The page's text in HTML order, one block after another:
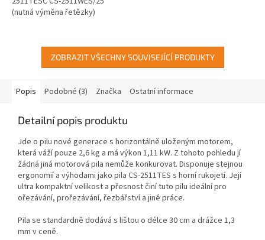
(nutná výměna řetězky)
ZOBRAZIT VŠECHNY SOUVISEJÍCÍ PRODUKTY
Popis Podobné (3) Značka Ostatní informace
Detailní popis produktu
Jde o pilu nové generace s horizontálně uloženým motorem,
která váží pouze 2,6 kg a má výkon 1,11 kW. Z tohoto pohledu jí
žádná jiná motorová pila nemůže konkurovat. Disponuje stejnou
ergonomií a výhodami jako pila CS-2511TES s horní rukojetí. Její
ultra kompaktní velikost a přesnost činí tuto pilu ideální pro
ořezávání, prořezávání, řezbářství a jiné práce.
Pila se standardně dodává s lištou o délce 30 cm a drážce 1,3
mm v ceně.